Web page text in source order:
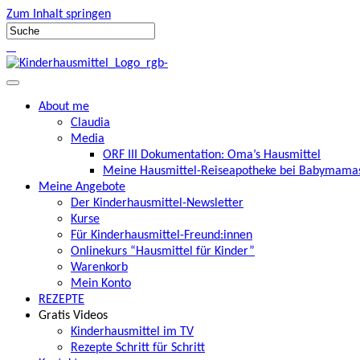
Zum Inhalt springen
About me
Claudia
Media
ORF III Dokumentation: Oma’s Hausmittel
Meine Hausmittel-Reiseapotheke bei
Meine Angebote
Der Kinderhausmittel-Newsletter
Kurse
Für Kinderhausmittel-Freund:innen
Onlinekurs “Hausmittel für Kinder”
Warenkorb
Mein Konto
REZEPTE
Gratis Videos
Kinderhausmittel im TV
Rezepte Schritt für Schritt